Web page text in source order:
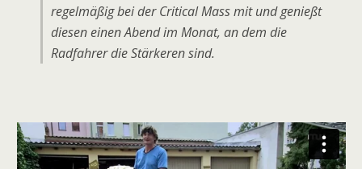
regelmäßig bei der Critical Mass mit und genießt
diesen einen Abend im Monat, an dem die
Radfahrer die Stärkeren sind.